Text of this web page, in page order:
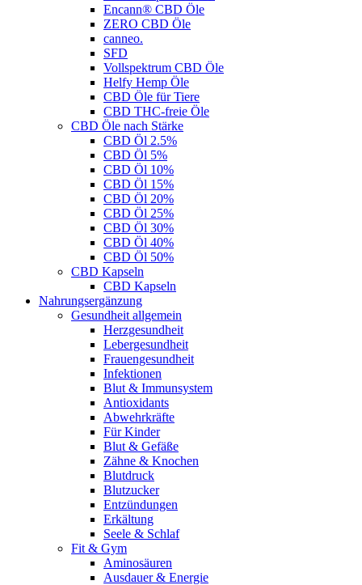
Encann® CBD Öle
ZERO CBD Öle
canneo.
SFD
Vollspektrum CBD Öle
Helfy Hemp Öle
CBD Öle für Tiere
CBD THC-freie Öle
CBD Öle nach Stärke
CBD Öl 2.5%
CBD Öl 5%
CBD Öl 10%
CBD Öl 15%
CBD Öl 20%
CBD Öl 25%
CBD Öl 30%
CBD Öl 40%
CBD Öl 50%
CBD Kapseln
CBD Kapseln
Nahrungsergänzung
Gesundheit allgemein
Herzgesundheit
Lebergesundheit
Frauengesundheit
Infektionen
Blut & Immunsystem
Antioxidants
Abwehrkräfte
Für Kinder
Blut & Gefäße
Zähne & Knochen
Blutdruck
Blutzucker
Entzündungen
Erkältung
Seele & Schlaf
Fit & Gym
Aminosäuren
Ausdauer & Energie